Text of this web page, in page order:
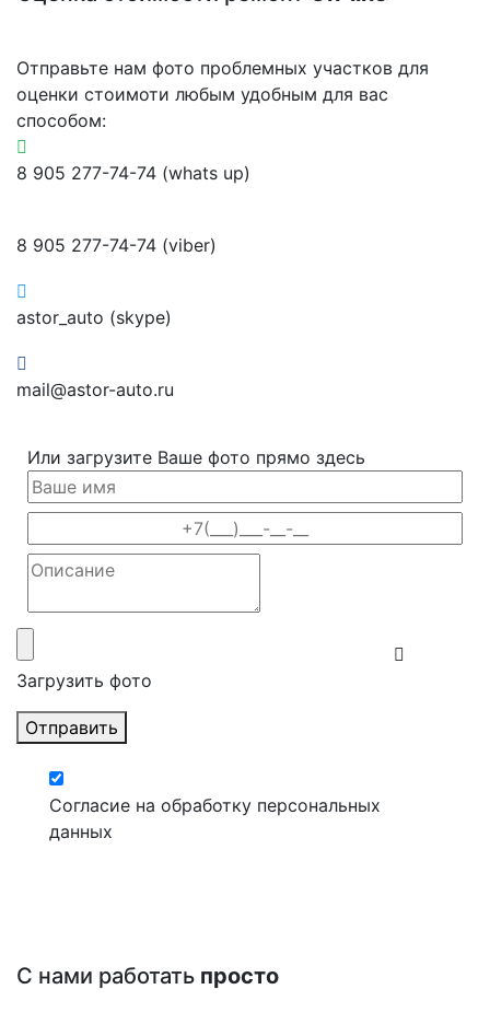
Отправьте нам фото проблемных участков для
оценки стоимоти любым удобным для вас
способом:
8 905 277-74-74 (whats up)
8 905 277-74-74 (viber)
astor_auto (skype)
mail@astor-auto.ru
Или загрузите Ваше фото прямо здесь
Загрузить фото
Отправить
Согласие на обработку персональных
данных
С нами работать просто